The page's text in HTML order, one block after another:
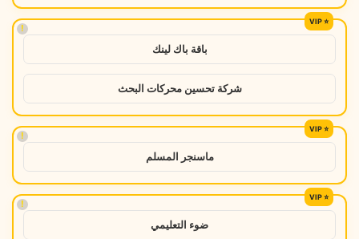
!
باقة باك لينك
شركة تحسين محركات البحث
!
ماسنجر المسلم
!
ضوء التعليمي